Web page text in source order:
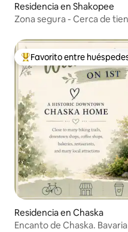
Residencia en Shakopee
Zona segura - Cerca de
De los mejores en Favorito
Favorito entre
Residencia en Chaska
Encanto de Chaska.